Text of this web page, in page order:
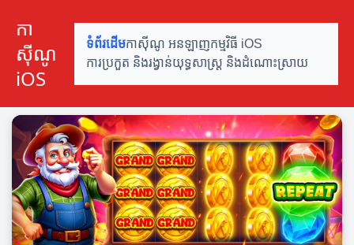
កា
ស៊ីណូ
iOS
ទំព័រដើមកាស៊ីណូ អនឡាញកម្មវិធី iOS
ការប្រកួត និងរង្វាន់យុទ្ធសាស្ត្រ និងដំណោះស្រាយ